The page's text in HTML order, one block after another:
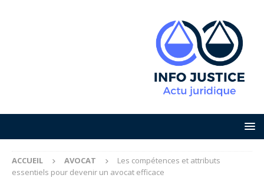
ACCUEIL AVOCAT
Les compétences et attributs
essentiels pour devenir un avocat efficace